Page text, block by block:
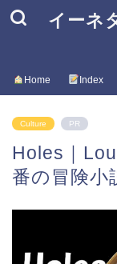
イーネ
Home Index
Culture PR
Holes｜
番の冒険小